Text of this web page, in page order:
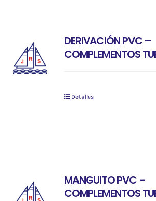
DERIVACIÓN PVC –
COMPLEMENTOS
Detalles
MANGUITO PVC –
COMPLEMENTOS